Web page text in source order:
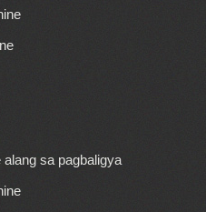
sa pagbaligya